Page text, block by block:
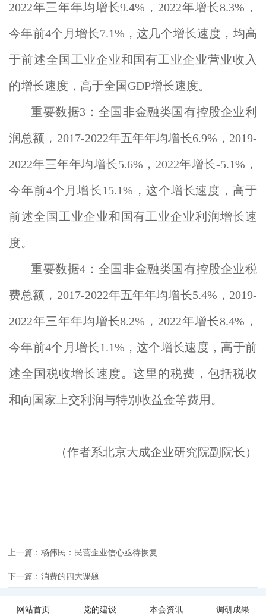
2022年三年年均增长9.4%，2022年增长8.3%，
今年前4个月增长7.1%，这几个增长速度，均高
于前述全国工业企业和国有工业企业营业收入
的增长速度，高于全国GDP增长速度。
重要数据3：全国非金融类国有控股企业利
润总额，2017-2022年五年年均增长6.9%，2019-
2022年三年年均增长5.6%，2022年增长-5.1%，
今年前4个月增长15.1%，这个增长速度，高于
前述全国工业企业和国有工业企业利润增长速
度。
重要数据4：全国非金融类国有控股企业税
费总额，2017-2022年五年年均增长5.4%，2019-
2022年三年年均增长8.2%，2022年增长8.4%，
今年前4个月增长1.1%，这个增长速度，高于前
述全国税收增长速度。这里的税费，包括税收
和向国家上交利润与特别收益金等费用。
（作者系北京大成企业研究院副院长）
上一篇：杨伟民：民营企业信心亟待恢复
下一篇：消费的四大课题
网站首页 党的建设 本会资讯 调研成果